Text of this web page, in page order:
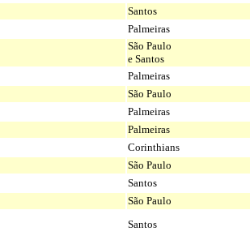
Santos
Palmeiras
São Paulo
e Santos
Palmeiras
São Paulo
Palmeiras
Palmeiras
Corinthians
São Paulo
Santos
São Paulo
Santos